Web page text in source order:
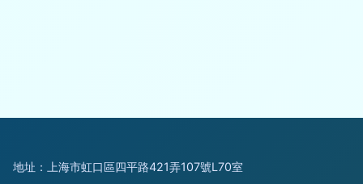
地址：上海市虹口區四平路421弄107號L70室